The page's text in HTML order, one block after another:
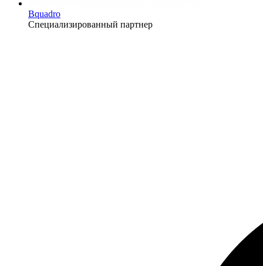
Bquadro
Специализированный партнер